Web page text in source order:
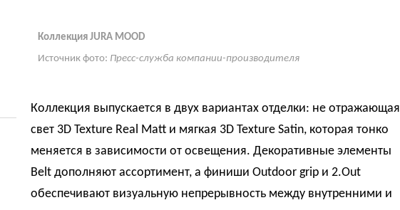
Коллекция JURA MOOD
Источник фото: Пресс-служба компании-производителя
Коллекция выпускается в двух вариантах отделки: не отражающая
свет 3D Texture Real Matt и мягкая 3D Texture Satin, которая тонко
меняется в зависимости от освещения. Декоративные элементы
Belt дополняют ассортимент, а финиши Outdoor grip и 2.Out
обеспечивают визуальную непрерывность между внутренними и